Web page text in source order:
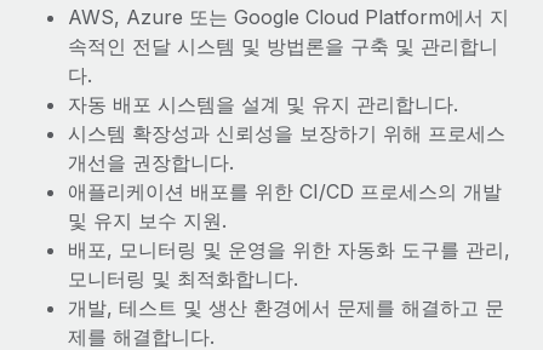
전 세계 IT 장비 제공 및 추적 관리
법인 설립
법인 설립을 빠르고 준법적으로 지원
글로벌 인재 이동 및 전근
직원 해외 이전을 간편하게 처리
복리후생
손쉬운 직원 복리후생 관리
EOR 및 PEO
계약자 관리
세금
블로그 둘러보기
블로그
Remote 제품 관련 소식: Gusto 및 Xero와의 통합과
Remote Contractor Management Plus
AWS, Azure 또는 Google Cloud Platform에서 지
속적인 전달 시스템 및 방법론을 구축 및 관리합니
다.
자동 배포 시스템을 설계 및 유지 관리합니다.
시스템 확장성과 신뢰성을 보장하기 위해 프로세스
개선을 권장합니다.
애플리케이션 배포를 위한 CI/CD 프로세스의 개발
및 유지 보수 지원.
배포, 모니터링 및 운영을 위한 자동화 도구를 관리,
모니터링 및 최적화합니다.
개발, 테스트 및 생산 환경에서 문제를 해결하고 문
제를 해결합니다.